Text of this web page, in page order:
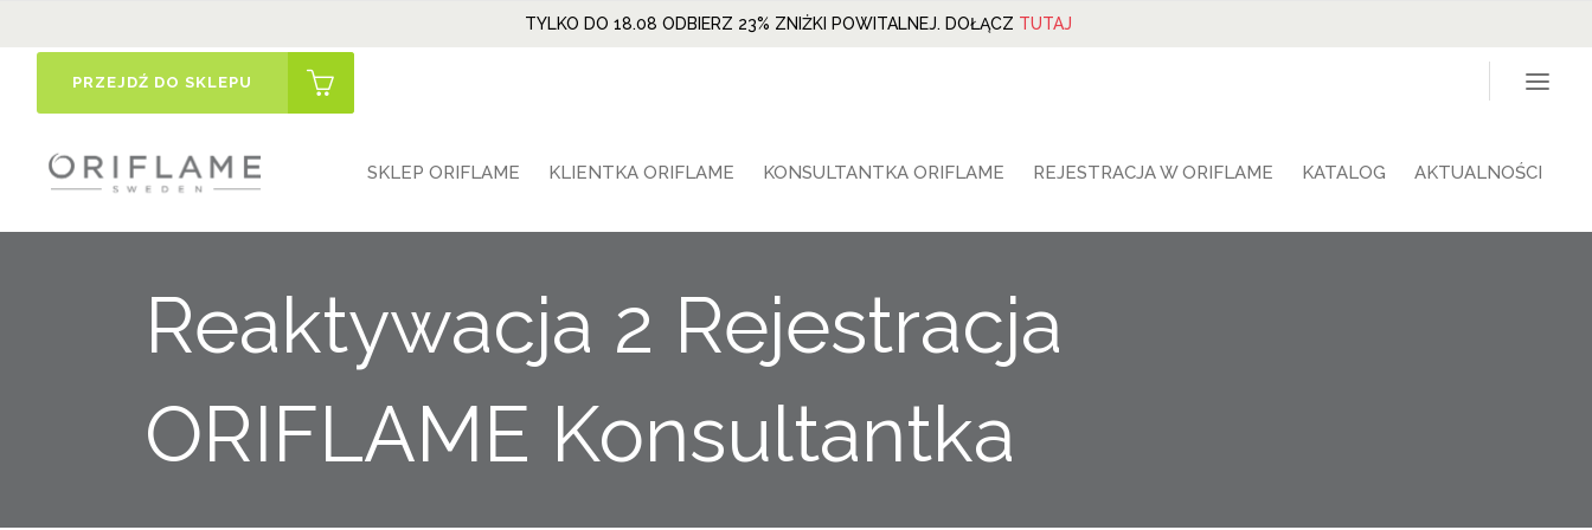
TYLKO DO 18.08 ODBIERZ 23% ZNIŻKI POWITALNEJ. DOŁĄCZ TUTAJ
PRZEJDŹ DO SKLEPU
SKLEP ORIFLAME KLIENTKA ORIFLAME KONSULTANTKA ORIFLAME REJESTRACJA W ORIFLAME KATALOG AKTUALNOŚCI
Reaktywacja 2 Rejestracja
ORIFLAME Konsultantka